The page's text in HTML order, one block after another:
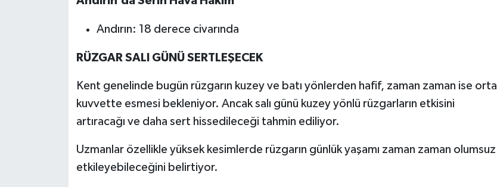
Andırın: 18 derece civarında
RÜZGAR SALI GÜNÜ SERTLEŞECEK
Kent genelinde bugün rüzgarın kuzey ve batı yönlerden hafif, zaman zaman ise orta
kuvvette esmesi bekleniyor. Ancak salı günü kuzey yönlü rüzgarların etkisini
artıracağı ve daha sert hissedileceği tahmin ediliyor.
Uzmanlar özellikle yüksek kesimlerde rüzgarın günlük yaşamı zaman zaman olumsuz
etkileyebileceğini belirtiyor.